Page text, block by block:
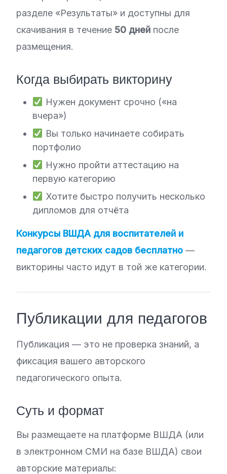
разделе «Результаты» и доступны для
скачивания в течение 50 дней после
размещения.
Когда выбирать викторину
Нужен документ срочно («на
вчера»)
Вы только начинаете собирать
портфолио
Нужно пройти аттестацию на
первую категорию
Хотите быстро получить несколько
дипломов для отчёта
Конкурсы ВШДА для воспитателей и
педагогов детских садов бесплатно —
викторины часто идут в той же категории.
Публикации для педагогов
Публикация — это не проверка знаний, а
фиксация вашего авторского
педагогического опыта.
Суть и формат
Вы размещаете на платформе ВШДА (или
в электронном СМИ на базе ВШДА) свои
авторские материалы: